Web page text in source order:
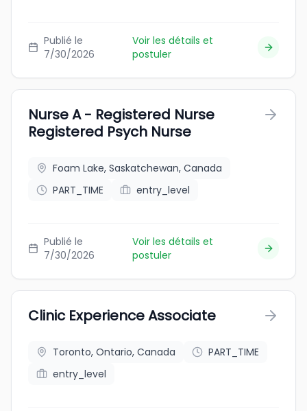
Publié le
7/30/2026
Voir les détails et
postuler
Nurse A - Registered Nurse
Registered Psych Nurse
Foam Lake, Saskatchewan, Canada
PART_TIME
entry_level
Publié le
7/30/2026
Voir les détails et
postuler
Clinic Experience Associate
Toronto, Ontario, Canada
PART_TIME
entry_level